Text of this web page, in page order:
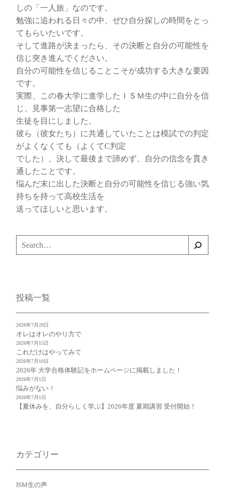
しの「一人旅」なのです。
勉強に追われる日々の中、ぜひ自分探しの時間をとっ
てもらいたいです。
そして進路が決まったら、その決断と自分の可能性を
信じ突き進んでください。
自分の可能性を信じることこそが成功する大きな要因
です。
実際、この春大学に進学したＩＳＭ生の中に自分を信
じ、見事第一志望に合格した
生徒を目にしました。
彼ら（彼女たち）に共通していたことは模試での判定
がよくなくても（よくてC判定
でした）、決して最後まで諦めず、自分の信念を貫き
通したことです。
悩んだ末に出した決断と自分の可能性を信じる強い気
持ちを持って高校生活を
送ってほしいと思います。
検
索
投稿一覧
オレはオレのやり方で
2026年7月29日
これだけはやってみて
2026年7月15日
2026年 大学合格体験記をホームページに掲載しました！
2026年7月10日
悩みがない！
2026年7月1日
【夏休みを、自分らしく学ぶ】2026年度 夏期講習 受付開始！
2026年7月1日
カテゴリー
ISM生の声